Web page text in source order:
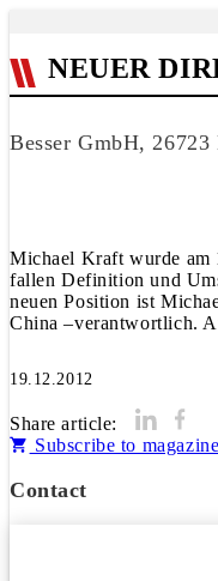
NEUER
Besser GmbH,
Michael Kraft wurde am
fallen Definition und
neuen Position ist
China –verantwortlich.
19.12.2012
Share article:
Subscribe to magazine
Contact